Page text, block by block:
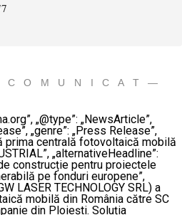
O M U N I C A T —
„@type”: „NewsArticle”,
„genre”: „Press Release”,
prima centrală fotovoltaică mobilă
„alternativeHeadline”:
construcție pentru proiectele
pe fonduri europene”,
LASER TECHNOLOGY SRL) a
mobilă din România către SC
din Ploiești. Soluția